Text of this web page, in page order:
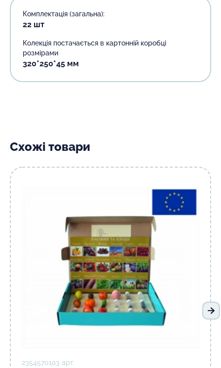
Комплектація (загальна):
22 шт
Колекція постачається в картонній коробці
розмірами
320*250*45 мм
Схожі товари
23545701а3 арт